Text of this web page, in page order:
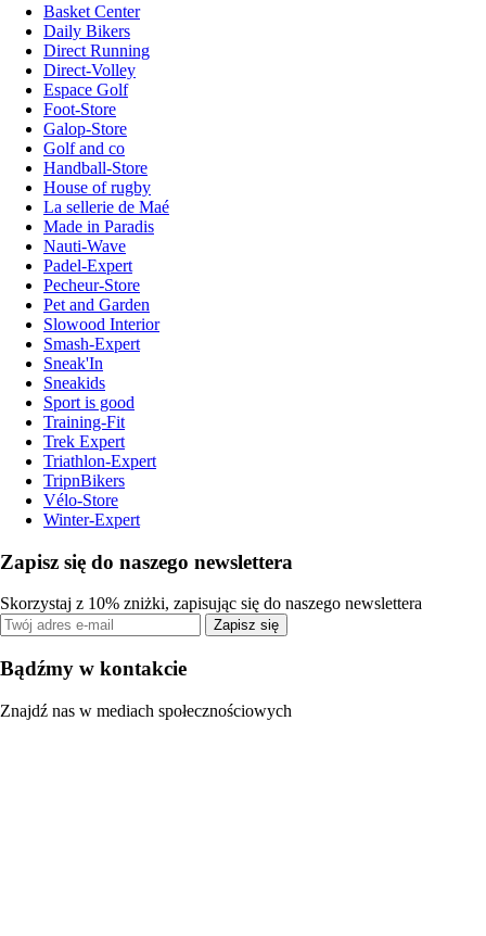
Basket Center
Daily Bikers
Direct Running
Direct-Volley
Espace Golf
Foot-Store
Galop-Store
Golf and co
Handball-Store
House of rugby
La sellerie de Maé
Made in Paradis
Nauti-Wave
Padel-Expert
Pecheur-Store
Pet and Garden
Slowood Interior
Smash-Expert
Sneak'In
Sneakids
Sport is good
Training-Fit
Trek Expert
Triathlon-Expert
TripnBikers
Vélo-Store
Winter-Expert
Zapisz się do naszego newslettera
Skorzystaj z 10% zniżki, zapisując się do naszego newslettera
Zapisz się
Bądźmy w kontakcie
Znajdź nas w mediach społecznościowych